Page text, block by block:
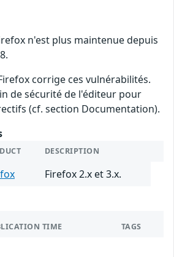
n'est plus maintenue depuis
corrige ces vulnérabilités.
de sécurité de l'éditeur pour
(cf. section Documentation).
DESCRIPTION
Firefox 2.x et 3.x.
TIME TAGS